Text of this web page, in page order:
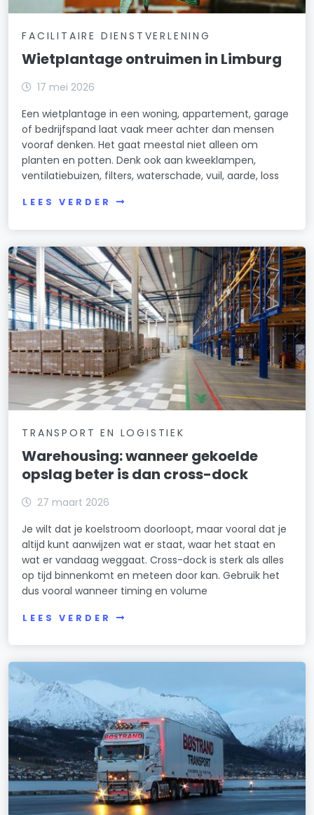
FACILITAIRE DIENSTVERLENING
Wietplantage ontruimen in Limburg
17 mei 2026
Een wietplantage in een woning, appartement, garage
of bedrijfspand laat vaak meer achter dan mensen
vooraf denken. Het gaat meestal niet alleen om
planten en potten. Denk ook aan kweeklampen,
ventilatiebuizen, filters, waterschade, vuil, aarde, loss
LEES VERDER
TRANSPORT EN LOGISTIEK
Warehousing: wanneer gekoelde
opslag beter is dan cross-dock
27 maart 2026
Je wilt dat je koelstroom doorloopt, maar vooral dat je
altijd kunt aanwijzen wat er staat, waar het staat en
wat er vandaag weggaat. Cross-dock is sterk als alles
op tijd binnenkomt en meteen door kan. Gebruik het
dus vooral wanneer timing en volume
LEES VERDER